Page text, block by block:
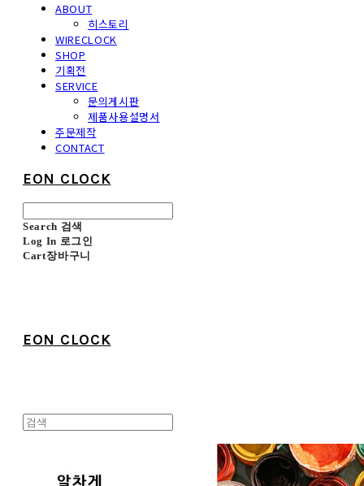
ABOUT
히스토리
WIRECLOCK
SHOP
기획전
SERVICE
문의게시판
제품사용설명서
주문제작
CONTACT
EON CLOCK
Search 검색
Log In 로그인
Cart장바구니
EON CLOCK